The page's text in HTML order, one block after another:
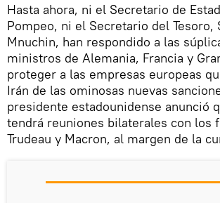
Hasta ahora, ni el Secretario de
Pompeo, ni el Secretario del Tesoro,
Mnuchin, han respondido a las
ministros de Alemania, Francia y
proteger a las empresas europeas
Irán de las ominosas nuevas
presidente estadounidense anunció
tendrá reuniones bilaterales con los
Trudeau y Macron, al margen de la